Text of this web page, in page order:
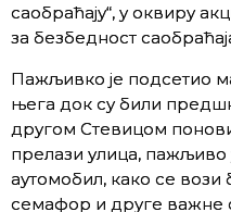
саобраћају“, у оквиру
за безбедност
Пажљивко је подсетио
њега док су били
другом Стевицом
прелази улица, пажљиво
аутомобил, како се вози
семафор и друге важне